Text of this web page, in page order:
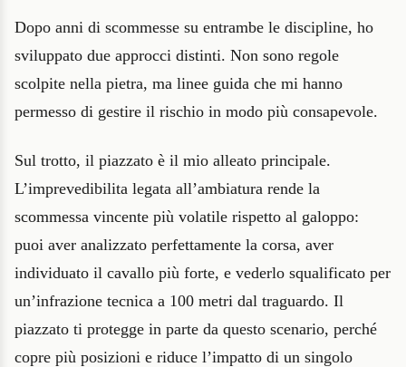
Dopo anni di scommesse su entrambe le discipline, ho
sviluppato due approcci distinti. Non sono regole
scolpite nella pietra, ma linee guida che mi hanno
permesso di gestire il rischio in modo più consapevole.
Sul trotto, il piazzato è il mio alleato principale.
L’imprevedibilita legata all’ambiatura rende la
scommessa vincente più volatile rispetto al galoppo:
puoi aver analizzato perfettamente la corsa, aver
individuato il cavallo più forte, e vederlo squalificato per
un’infrazione tecnica a 100 metri dal traguardo. Il
piazzato ti protegge in parte da questo scenario, perché
copre più posizioni e riduce l’impatto di un singolo